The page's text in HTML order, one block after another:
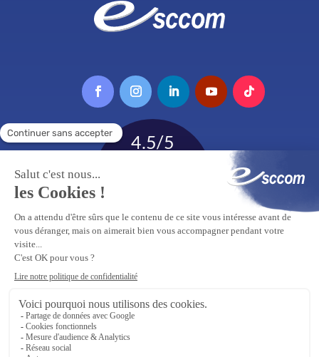
Tous droits réservés Esccom 2026